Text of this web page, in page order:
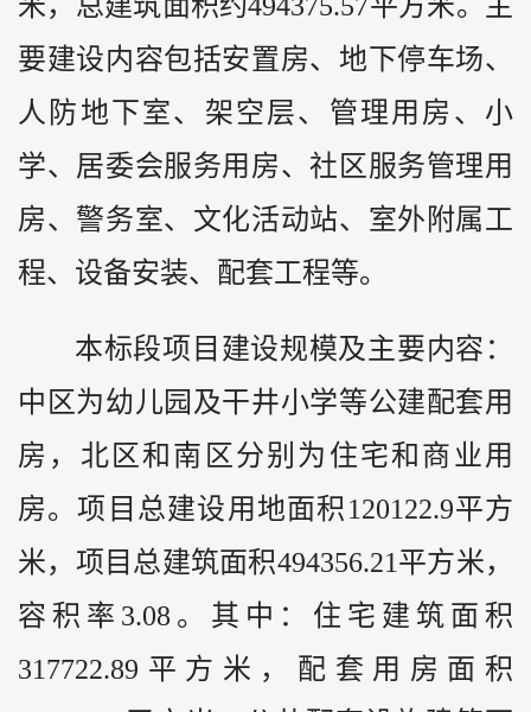
要建设内容包括安置房、地下停车场、
人防地下室、架空层、管理用房、小
学、居委会服务用房、社区服务管理用
房、警务室、文化活动站、室外附属工
程、设备安装、配套工程等。
本标段项目建设规模及主要内容：
中区为幼儿园及干井小学等公建配套用
房，北区和南区分别为住宅和商业用
房。项目总建设用地面积120122.9平方
米，项目总建筑面积494356.21平方米，
容积率3.08。其中：住宅建筑面积
317722.89平方米，配套用房面积